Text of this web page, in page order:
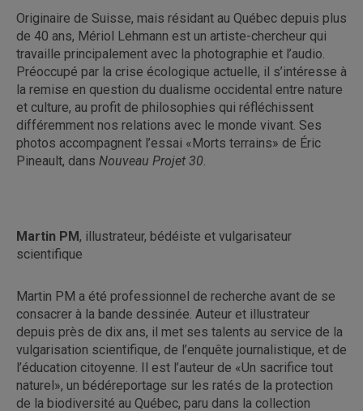
Originaire de Suisse, mais résidant au Québec depuis plus
de 40 ans, Mériol Lehmann est un artiste-chercheur qui
travaille principalement avec la photographie et l’audio.
Préoccupé par la crise écologique actuelle, il s’intéresse à
la remise en question du dualisme occidental entre nature
et culture, au profit de philosophies qui réfléchissent
différemment nos relations avec le monde vivant. Ses
photos accompagnent l’essai «Morts terrains» de Éric
Pineault, dans Nouveau Projet 30.
Martin PM, illustrateur, bédéiste et vulgarisateur
scientifique
Martin PM a été professionnel de recherche avant de se
consacrer à la bande dessinée. Auteur et illustrateur
depuis près de dix ans, il met ses talents au service de la
vulgarisation scientifique, de l’enquête journalistique, et de
l’éducation citoyenne. Il est l’auteur de «Un sacrifice tout
naturel», un bédéreportage sur les ratés de la protection
de la biodiversité au Québec, paru dans la collection